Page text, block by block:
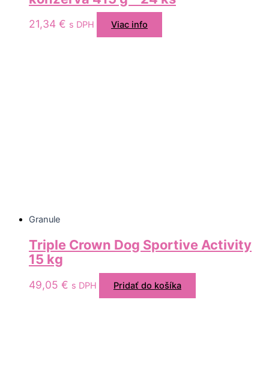
21,34 € s DPH Viac info
Granule
Triple Crown Dog Sportive Activity
15 kg
49,05 € s DPH Pridať do košíka